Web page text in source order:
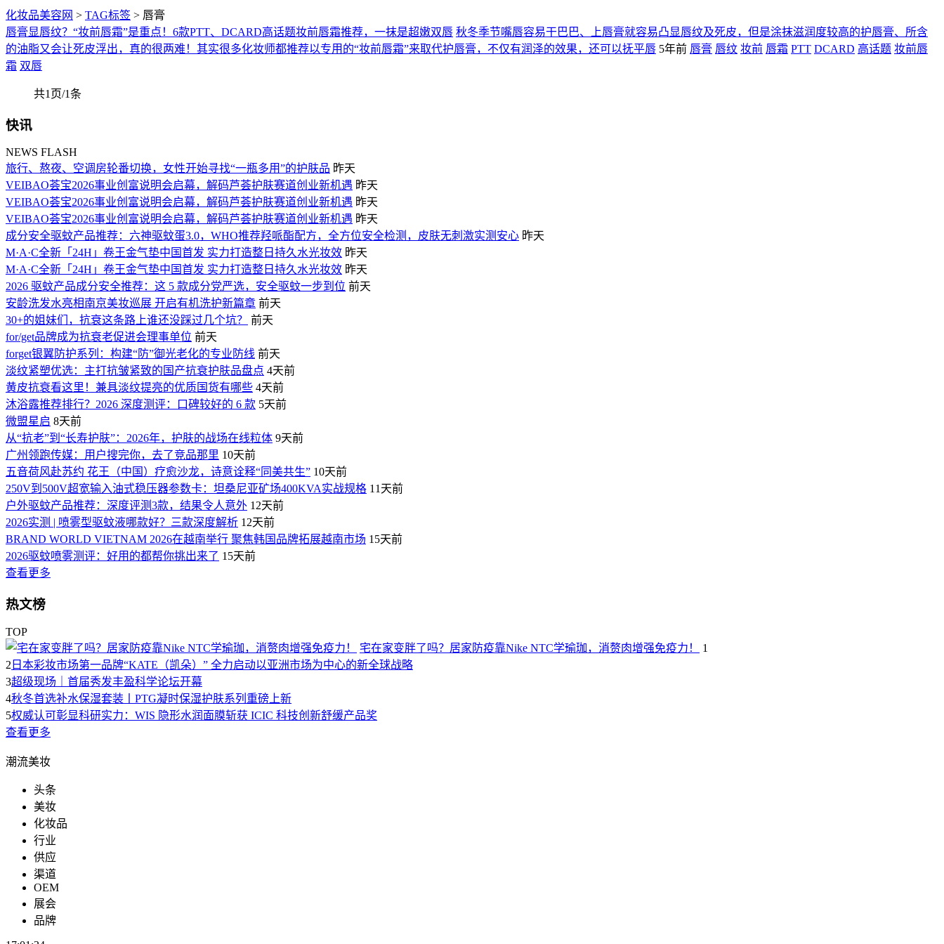
化妆品美容网 > TAG标签 > 唇膏
唇膏显唇纹？“妆前唇霜”是重点！6款PTT、DCARD高话题妆前唇霜推荐，一抹是超嫩双唇 秋冬季节嘴唇容易干巴巴、上唇膏就容易凸显唇纹及死皮，但是涂抹滋润度较高的护唇膏、所含
的油脂又会让死皮浮出，真的很两难！其实很多化妆师都推荐以专用的“妆前唇霜”来取代护唇膏，不仅有润泽的效果，还可以抚平唇 5年前 唇膏 唇纹 妆前 唇霜 PTT DCARD 高话题 妆前唇
霜 双唇
共1页/1条
快讯
NEWS FLASH
旅行、熬夜、空调房轮番切换，女性开始寻找“一瓶多用”的护肤品 昨天
VEIBAO荟宝2026事业创富说明会启幕，解码芦荟护肤赛道创业新机遇 昨天
VEIBAO荟宝2026事业创富说明会启幕，解码芦荟护肤赛道创业新机遇 昨天
VEIBAO荟宝2026事业创富说明会启幕，解码芦荟护肤赛道创业新机遇 昨天
成分安全驱蚊产品推荐：六神驱蚊蛋3.0，WHO推荐羟哌酯配方，全方位安全检测，皮肤无刺激实测安心 昨天
M·A·C全新「24H」卷王金气垫中国首发 实力打造整日持久水光妆效 昨天
M·A·C全新「24H」卷王金气垫中国首发 实力打造整日持久水光妆效 昨天
2026 驱蚊产品成分安全推荐：这 5 款成分党严选，安全驱蚊一步到位 前天
安龄洗发水亮相南京美妆巡展 开启有机洗护新篇章 前天
30+的姐妹们，抗衰这条路上谁还没踩过几个坑？
前天
for/get品牌成为抗衰老促进会理事单位 前天
forget银翼防护系列：构建“防”御光老化的专业防线 前天
淡纹紧塑优选：主打抗皱紧致的国产抗衰护肤品盘点 4天前
黄皮抗衰看这里！兼具淡纹提亮的优质国货有哪些 4天前
沐浴露推荐排行？2026 深度测评：口碑较好的 6 款 5天前
微盟星启 8天前
从“抗老”到“长寿护肤”：2026年，护肤的战场在线粒体 9天前
广州领跑传媒：用户搜完你，去了竞品那里 10天前
五音荷风赴苏约 花王（中国）疗愈沙龙，诗意诠释“同美共生” 10天前
250V到500V超宽输入油式稳压器参数卡：坦桑尼亚矿场400KVA实战规格 11天前
户外驱蚊产品推荐：深度评测3款，结果令人意外 12天前
2026实测 | 喷雾型驱蚊液哪款好？三款深度解析 12天前
BRAND WORLD VIETNAM 2026在越南举行 聚焦韩国品牌拓展越南市场 15天前
2026驱蚊喷雾测评：好用的都帮你挑出来了 15天前
查看更多
热文榜
TOP
宅在家变胖了吗？居家防疫靠Nike NTC学瑜珈，消赘肉增强免疫力！
1
2 日本彩妆市场第一品牌“KATE（凯朵）” 全力启动以亚洲市场为中心的新全球战略
3超级现场｜首届秀发丰盈科学论坛开幕
4秋冬首选补水保湿套装丨PTG凝时保湿护肤系列重磅上新
5权威认可彰显科研实力：WIS 隐形水润面膜斩获 ICIC 科技创新舒缓产品奖
查看更多
潮流美妆
头条
美妆
化妆品
行业
供应
渠道
OEM
展会
品牌